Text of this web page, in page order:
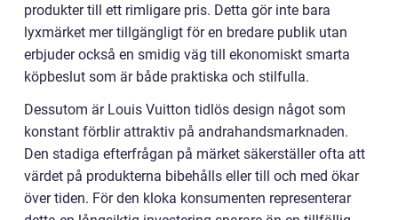
produkter till ett rimligare pris. Detta gör inte bara
lyxmärket mer tillgängligt för en bredare publik utan
erbjuder också en smidig väg till ekonomiskt smarta
köpbeslut som är både praktiska och stilfulla.
Dessutom är Louis Vuitton tidlös design något som
konstant förblir attraktiv på andrahandsmarknaden.
Den stadiga efterfrågan på märket säkerställer ofta att
värdet på produkterna bibehålls eller till och med ökar
över tiden. För den kloka konsumenten representerar